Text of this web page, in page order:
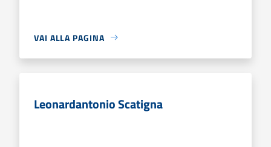
VAI ALLA PAGINA
Leonardantonio Scatigna